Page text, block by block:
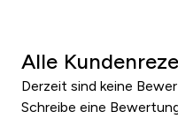
Alle
Derzeit sind keine
Schreibe eine